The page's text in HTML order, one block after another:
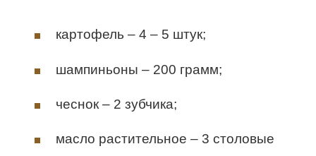
картофель – 4 – 5 штук;
шампиньоны – 200 грамм;
чеснок – 2 зубчика;
масло растительное – 3 столовые